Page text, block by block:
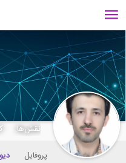
Rostami
نقش‌ها:
پروفایل